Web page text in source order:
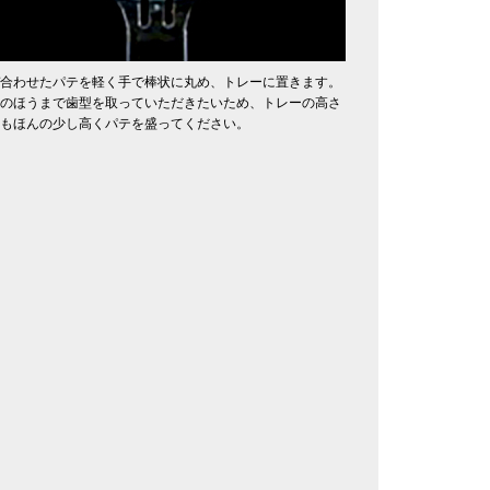
わせたパテを軽く手で棒状に丸め、トレーに置きます。
ほうまで歯型を取っていただきたいため、トレーの高さ
ほんの少し高くパテを盛ってください。